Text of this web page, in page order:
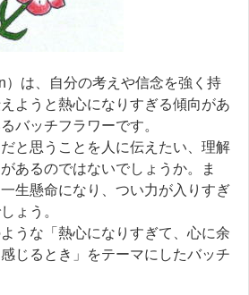
は、自分の考えや信念を強く持
ようと熱心になりすぎる傾向があ
バッチフラワーです。
と思うことを人に伝えたい、理解
あるのではないでしょうか。ま
生懸命になり、つい力が入りすぎ
ょう。
うな「熱心になりすぎて、心に余
じるとき」をテーマにしたバッチ